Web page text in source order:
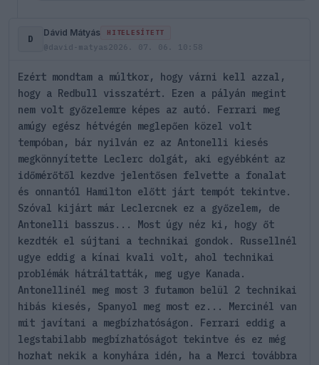
D
Dávid Mátyás HITELESÍTETT
@david-matyas 2026. 07. 06. 10:58
Ezért mondtam a múltkor, hogy várni kell azzal,
hogy a Redbull visszatért. Ezen a pályán megint
nem volt győzelemre képes az autó. Ferrari meg
amúgy egész hétvégén meglepően közel volt
tempóban, bár nyilván ez az Antonelli kiesés
megkönnyítette Leclerc dolgát, aki egyébként az
időmérőtől kezdve jelentősen felvette a fonalat
és onnantól Hamilton előtt járt tempót tekintve.
Szóval kijárt már Leclercnek ez a győzelem, de
Antonelli basszus... Most úgy néz ki, hogy őt
kezdték el sújtani a technikai gondok. Russellnél
ugye eddig a kínai kvali volt, ahol technikai
problémák hátráltatták, meg ugye Kanada.
Antonellinél meg most 3 futamon belül 2 technikai
hibás kiesés, Spanyol meg most ez... Mercinél van
mit javítani a megbízhatóságon. Ferrari eddig a
legstabilabb megbízhatóságot tekintve és ez még
hozhat nekik a konyhára idén, ha a Merci továbbra